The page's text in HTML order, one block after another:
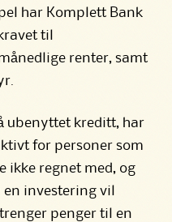
har Komplett Bank
til
renter, samt
ubenyttet kreditt, har
for personer som
ikke regnet med, og
investering vil
penger til en